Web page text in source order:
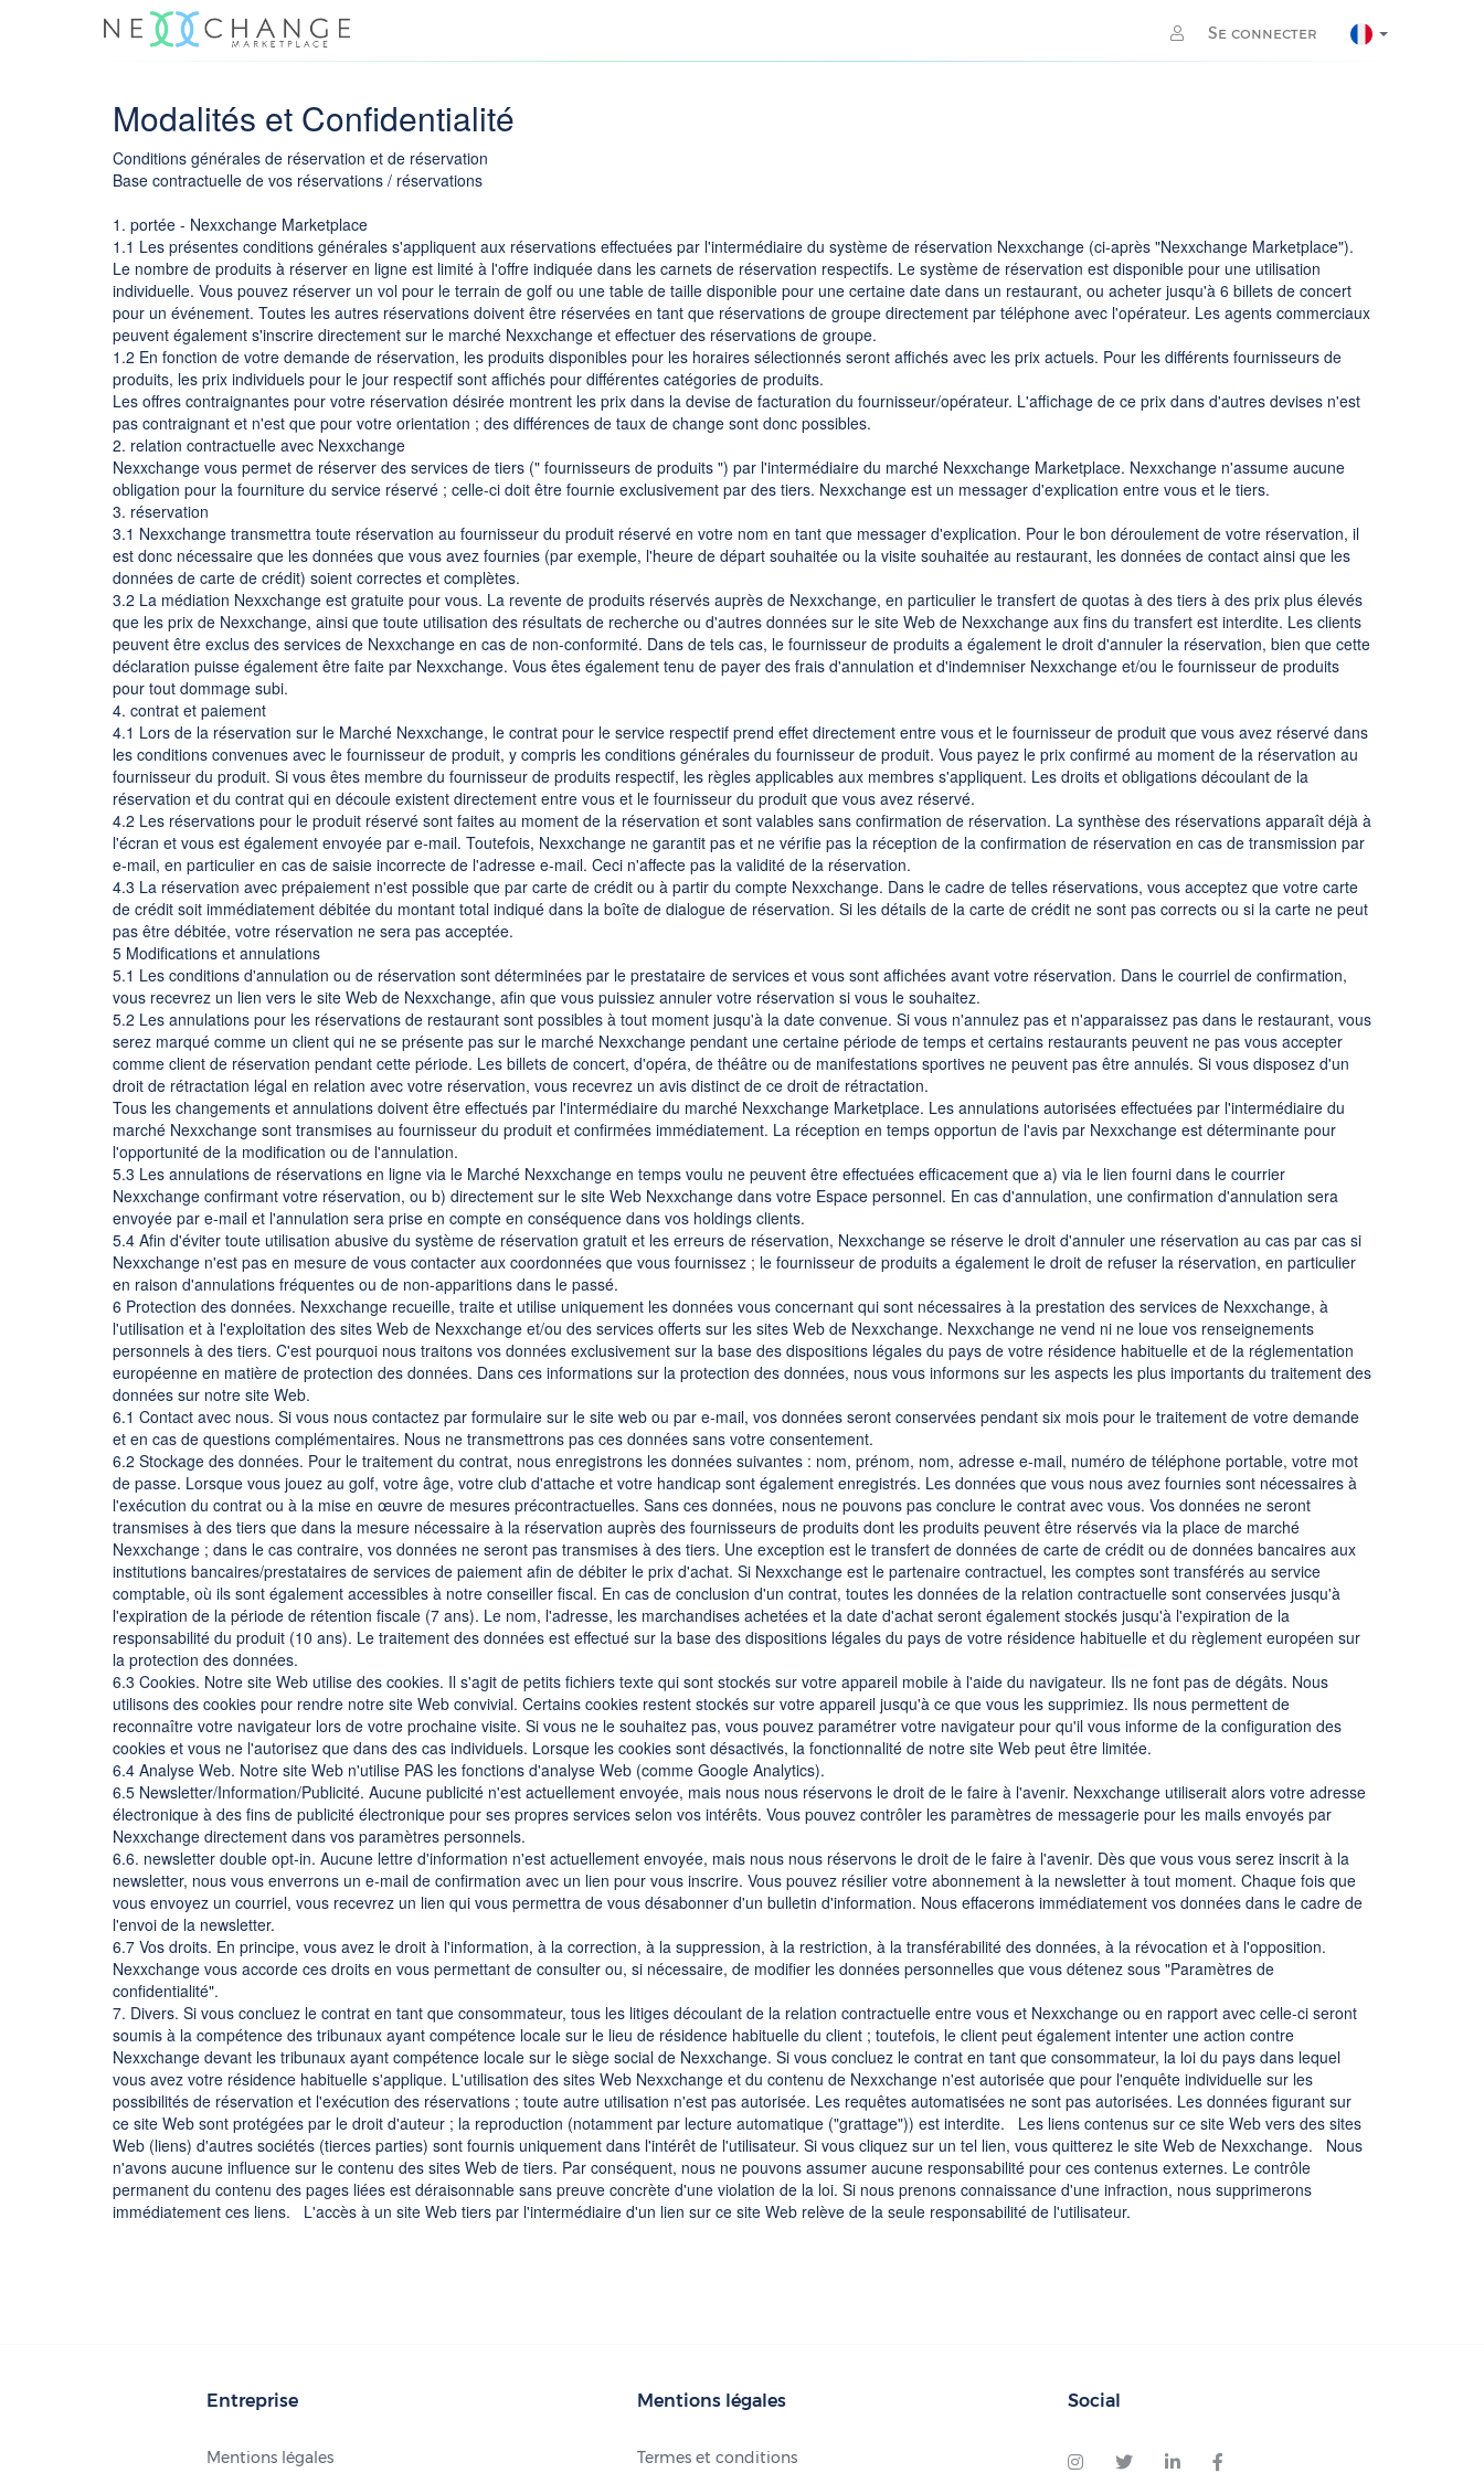
Se connecter
Modalités et Confidentialité
Conditions générales de réservation et de réservation
Base contractuelle de vos réservations / réservations
1. portée - Nexxchange Marketplace
1.1 Les présentes conditions générales s'appliquent aux réservations effectuées par l'intermédiaire du système de réservation Nexxchange (ci-après "Nexxchange Marketplace").
Le nombre de produits à réserver en ligne est limité à l'offre indiquée dans les carnets de réservation respectifs. Le système de réservation est disponible pour une utilisation
individuelle. Vous pouvez réserver un vol pour le terrain de golf ou une table de taille disponible pour une certaine date dans un restaurant, ou acheter jusqu'à 6 billets de concert
pour un événement. Toutes les autres réservations doivent être réservées en tant que réservations de groupe directement par téléphone avec l'opérateur. Les agents commerciaux
peuvent également s'inscrire directement sur le marché Nexxchange et effectuer des réservations de groupe.
1.2 En fonction de votre demande de réservation, les produits disponibles pour les horaires sélectionnés seront affichés avec les prix actuels. Pour les différents fournisseurs de
produits, les prix individuels pour le jour respectif sont affichés pour différentes catégories de produits.
Les offres contraignantes pour votre réservation désirée montrent les prix dans la devise de facturation du fournisseur/opérateur. L'affichage de ce prix dans d'autres devises n'est
pas contraignant et n'est que pour votre orientation ; des différences de taux de change sont donc possibles.
2. relation contractuelle avec Nexxchange
Nexxchange vous permet de réserver des services de tiers (" fournisseurs de produits ") par l'intermédiaire du marché Nexxchange Marketplace. Nexxchange n'assume aucune
obligation pour la fourniture du service réservé ; celle-ci doit être fournie exclusivement par des tiers. Nexxchange est un messager d'explication entre vous et le tiers.
3. réservation
3.1 Nexxchange transmettra toute réservation au fournisseur du produit réservé en votre nom en tant que messager d'explication. Pour le bon déroulement de votre réservation, il
est donc nécessaire que les données que vous avez fournies (par exemple, l'heure de départ souhaitée ou la visite souhaitée au restaurant, les données de contact ainsi que les
données de carte de crédit) soient correctes et complètes.
3.2 La médiation Nexxchange est gratuite pour vous. La revente de produits réservés auprès de Nexxchange, en particulier le transfert de quotas à des tiers à des prix plus élevés
que les prix de Nexxchange, ainsi que toute utilisation des résultats de recherche ou d'autres données sur le site Web de Nexxchange aux fins du transfert est interdite. Les clients
peuvent être exclus des services de Nexxchange en cas de non-conformité. Dans de tels cas, le fournisseur de produits a également le droit d'annuler la réservation, bien que cette
déclaration puisse également être faite par Nexxchange. Vous êtes également tenu de payer des frais d'annulation et d'indemniser Nexxchange et/ou le fournisseur de produits
pour tout dommage subi.
4. contrat et paiement
4.1 Lors de la réservation sur le Marché Nexxchange, le contrat pour le service respectif prend effet directement entre vous et le fournisseur de produit que vous avez réservé dans
les conditions convenues avec le fournisseur de produit, y compris les conditions générales du fournisseur de produit. Vous payez le prix confirmé au moment de la réservation au
fournisseur du produit. Si vous êtes membre du fournisseur de produits respectif, les règles applicables aux membres s'appliquent. Les droits et obligations découlant de la
réservation et du contrat qui en découle existent directement entre vous et le fournisseur du produit que vous avez réservé.
4.2 Les réservations pour le produit réservé sont faites au moment de la réservation et sont valables sans confirmation de réservation. La synthèse des réservations apparaît déjà à
l'écran et vous est également envoyée par e-mail. Toutefois, Nexxchange ne garantit pas et ne vérifie pas la réception de la confirmation de réservation en cas de transmission par
e-mail, en particulier en cas de saisie incorrecte de l'adresse e-mail. Ceci n'affecte pas la validité de la réservation.
4.3 La réservation avec prépaiement n'est possible que par carte de crédit ou à partir du compte Nexxchange. Dans le cadre de telles réservations, vous acceptez que votre carte
de crédit soit immédiatement débitée du montant total indiqué dans la boîte de dialogue de réservation. Si les détails de la carte de crédit ne sont pas corrects ou si la carte ne peut
pas être débitée, votre réservation ne sera pas acceptée.
5 Modifications et annulations
5.1 Les conditions d'annulation ou de réservation sont déterminées par le prestataire de services et vous sont affichées avant votre réservation. Dans le courriel de confirmation,
vous recevrez un lien vers le site Web de Nexxchange, afin que vous puissiez annuler votre réservation si vous le souhaitez.
5.2 Les annulations pour les réservations de restaurant sont possibles à tout moment jusqu'à la date convenue. Si vous n'annulez pas et n'apparaissez pas dans le restaurant, vous
serez marqué comme un client qui ne se présente pas sur le marché Nexxchange pendant une certaine période de temps et certains restaurants peuvent ne pas vous accepter
comme client de réservation pendant cette période. Les billets de concert, d'opéra, de théâtre ou de manifestations sportives ne peuvent pas être annulés. Si vous disposez d'un
droit de rétractation légal en relation avec votre réservation, vous recevrez un avis distinct de ce droit de rétractation.
Tous les changements et annulations doivent être effectués par l'intermédiaire du marché Nexxchange Marketplace. Les annulations autorisées effectuées par l'intermédiaire du
marché Nexxchange sont transmises au fournisseur du produit et confirmées immédiatement. La réception en temps opportun de l'avis par Nexxchange est déterminante pour
l'opportunité de la modification ou de l'annulation.
5.3 Les annulations de réservations en ligne via le Marché Nexxchange en temps voulu ne peuvent être effectuées efficacement que a) via le lien fourni dans le courrier
Nexxchange confirmant votre réservation, ou b) directement sur le site Web Nexxchange dans votre Espace personnel. En cas d'annulation, une confirmation d'annulation sera
envoyée par e-mail et l'annulation sera prise en compte en conséquence dans vos holdings clients.
5.4 Afin d'éviter toute utilisation abusive du système de réservation gratuit et les erreurs de réservation, Nexxchange se réserve le droit d'annuler une réservation au cas par cas si
Nexxchange n'est pas en mesure de vous contacter aux coordonnées que vous fournissez ; le fournisseur de produits a également le droit de refuser la réservation, en particulier
en raison d'annulations fréquentes ou de non-apparitions dans le passé.
6 Protection des données. Nexxchange recueille, traite et utilise uniquement les données vous concernant qui sont nécessaires à la prestation des services de Nexxchange, à
l'utilisation et à l'exploitation des sites Web de Nexxchange et/ou des services offerts sur les sites Web de Nexxchange. Nexxchange ne vend ni ne loue vos renseignements
personnels à des tiers. C'est pourquoi nous traitons vos données exclusivement sur la base des dispositions légales du pays de votre résidence habituelle et de la réglementation
européenne en matière de protection des données. Dans ces informations sur la protection des données, nous vous informons sur les aspects les plus importants du traitement des
données sur notre site Web.
6.1 Contact avec nous. Si vous nous contactez par formulaire sur le site web ou par e-mail, vos données seront conservées pendant six mois pour le traitement de votre demande
et en cas de questions complémentaires. Nous ne transmettrons pas ces données sans votre consentement.
6.2 Stockage des données. Pour le traitement du contrat, nous enregistrons les données suivantes : nom, prénom, nom, adresse e-mail, numéro de téléphone portable, votre mot
de passe. Lorsque vous jouez au golf, votre âge, votre club d'attache et votre handicap sont également enregistrés. Les données que vous nous avez fournies sont nécessaires à
l'exécution du contrat ou à la mise en œuvre de mesures précontractuelles. Sans ces données, nous ne pouvons pas conclure le contrat avec vous. Vos données ne seront
transmises à des tiers que dans la mesure nécessaire à la réservation auprès des fournisseurs de produits dont les produits peuvent être réservés via la place de marché
Nexxchange ; dans le cas contraire, vos données ne seront pas transmises à des tiers. Une exception est le transfert de données de carte de crédit ou de données bancaires aux
institutions bancaires/prestataires de services de paiement afin de débiter le prix d'achat. Si Nexxchange est le partenaire contractuel, les comptes sont transférés au service
comptable, où ils sont également accessibles à notre conseiller fiscal. En cas de conclusion d'un contrat, toutes les données de la relation contractuelle sont conservées jusqu'à
l'expiration de la période de rétention fiscale (7 ans). Le nom, l'adresse, les marchandises achetées et la date d'achat seront également stockés jusqu'à l'expiration de la
responsabilité du produit (10 ans). Le traitement des données est effectué sur la base des dispositions légales du pays de votre résidence habituelle et du règlement européen sur
la protection des données.
6.3 Cookies. Notre site Web utilise des cookies. Il s'agit de petits fichiers texte qui sont stockés sur votre appareil mobile à l'aide du navigateur. Ils ne font pas de dégâts. Nous
utilisons des cookies pour rendre notre site Web convivial. Certains cookies restent stockés sur votre appareil jusqu'à ce que vous les supprimiez. Ils nous permettent de
reconnaître votre navigateur lors de votre prochaine visite. Si vous ne le souhaitez pas, vous pouvez paramétrer votre navigateur pour qu'il vous informe de la configuration des
cookies et vous ne l'autorisez que dans des cas individuels. Lorsque les cookies sont désactivés, la fonctionnalité de notre site Web peut être limitée.
6.4 Analyse Web. Notre site Web n'utilise PAS les fonctions d'analyse Web (comme Google Analytics).
6.5 Newsletter/Information/Publicité. Aucune publicité n'est actuellement envoyée, mais nous nous réservons le droit de le faire à l'avenir. Nexxchange utiliserait alors votre adresse
électronique à des fins de publicité électronique pour ses propres services selon vos intérêts. Vous pouvez contrôler les paramètres de messagerie pour les mails envoyés par
Nexxchange directement dans vos paramètres personnels.
6.6. newsletter double opt-in. Aucune lettre d'information n'est actuellement envoyée, mais nous nous réservons le droit de le faire à l'avenir. Dès que vous vous serez inscrit à la
newsletter, nous vous enverrons un e-mail de confirmation avec un lien pour vous inscrire. Vous pouvez résilier votre abonnement à la newsletter à tout moment. Chaque fois que
vous envoyez un courriel, vous recevrez un lien qui vous permettra de vous désabonner d'un bulletin d'information. Nous effacerons immédiatement vos données dans le cadre de
l'envoi de la newsletter.
6.7 Vos droits. En principe, vous avez le droit à l'information, à la correction, à la suppression, à la restriction, à la transférabilité des données, à la révocation et à l'opposition.
Nexxchange vous accorde ces droits en vous permettant de consulter ou, si nécessaire, de modifier les données personnelles que vous détenez sous "Paramètres de
confidentialité".
7. Divers. Si vous concluez le contrat en tant que consommateur, tous les litiges découlant de la relation contractuelle entre vous et Nexxchange ou en rapport avec celle-ci seront
soumis à la compétence des tribunaux ayant compétence locale sur le lieu de résidence habituelle du client ; toutefois, le client peut également intenter une action contre
Nexxchange devant les tribunaux ayant compétence locale sur le siège social de Nexxchange. Si vous concluez le contrat en tant que consommateur, la loi du pays dans lequel
vous avez votre résidence habituelle s'applique. L'utilisation des sites Web Nexxchange et du contenu de Nexxchange n'est autorisée que pour l'enquête individuelle sur les
possibilités de réservation et l'exécution des réservations ; toute autre utilisation n'est pas autorisée. Les requêtes automatisées ne sont pas autorisées. Les données figurant sur
ce site Web sont protégées par le droit d'auteur ; la reproduction (notamment par lecture automatique ("grattage")) est interdite. Les liens contenus sur ce site Web vers des sites
Web (liens) d'autres sociétés (tierces parties) sont fournis uniquement dans l'intérêt de l'utilisateur. Si vous cliquez sur un tel lien, vous quitterez le site Web de Nexxchange. Nous
n'avons aucune influence sur le contenu des sites Web de tiers. Par conséquent, nous ne pouvons assumer aucune responsabilité pour ces contenus externes. Le contrôle
permanent du contenu des pages liées est déraisonnable sans preuve concrète d'une violation de la loi. Si nous prenons connaissance d'une infraction, nous supprimerons
immédiatement ces liens. L'accès à un site Web tiers par l'intermédiaire d'un lien sur ce site Web relève de la seule responsabilité de l'utilisateur.
Entreprise
Mentions légales
Mentions légales
Termes et conditions
Social